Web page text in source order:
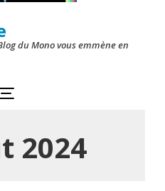
du Mono vous emmène en
2024